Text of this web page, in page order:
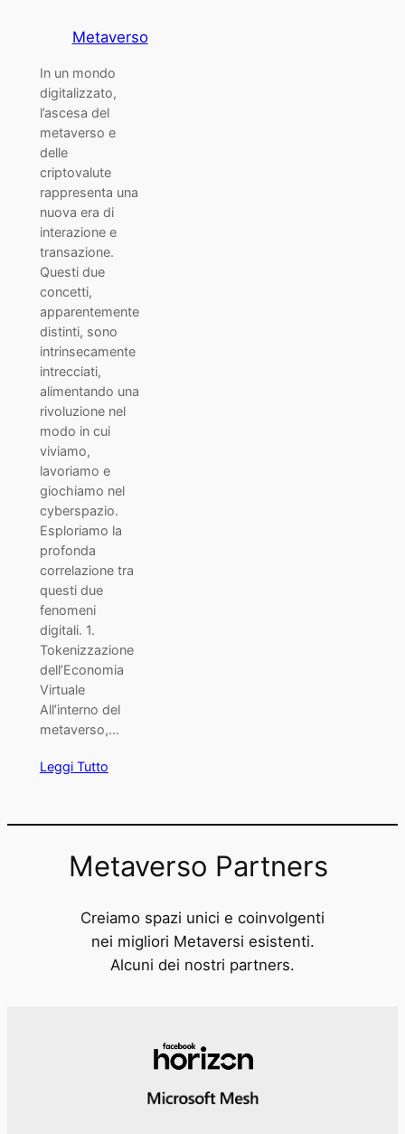
Metaverso
In un mondo
digitalizzato,
l’ascesa del
metaverso e
delle
criptovalute
rappresenta una
nuova era di
interazione e
transazione.
Questi due
concetti,
apparentemente
distinti, sono
intrinsecamente
intrecciati,
alimentando una
rivoluzione nel
modo in cui
viviamo,
lavoriamo e
giochiamo nel
cyberspazio.
Esploriamo la
profonda
correlazione tra
questi due
fenomeni
digitali. 1.
Tokenizzazione
dell’Economia
Virtuale
All’interno del
metaverso,…
Leggi Tutto
Metaverso Partners
Creiamo spazi unici e coinvolgenti
nei migliori Metaversi esistenti.
Alcuni dei nostri partners.